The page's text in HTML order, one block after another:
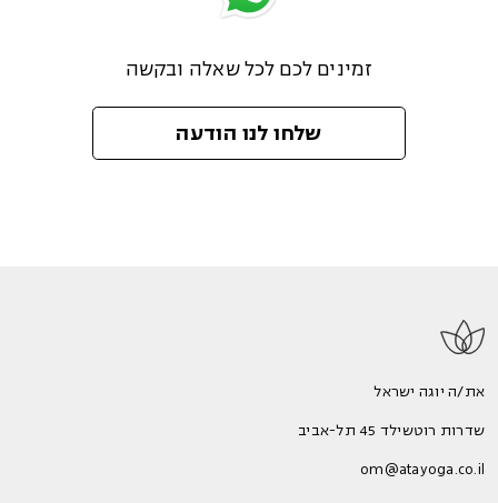
זמינים לכם לכל שאלה ובקשה
שלחו לנו הודעה
את/ה יוגה ישראל
שדרות רוטשילד 45 תל-אביב
om@atayoga.co.il